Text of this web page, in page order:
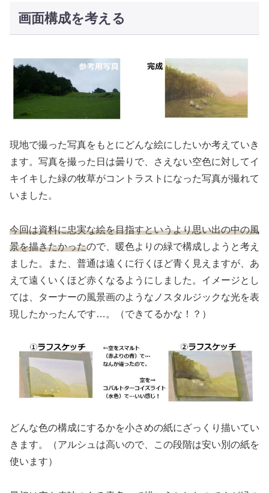
画面構成を考える
現地で撮った写真をもとにどんな絵にしたいか考えていき
ます。写真を撮った日は曇りで、さえない空色に対してイ
キイキした緑の牧草がコントラストになった写真が撮れて
いました。
今回は資料に忠実な絵を目指すというより思い出の中の風
景を描きたかったので、暖色よりの緑で構成しようと考え
ました。また、普通は遠くに行くほど青く見えますが、あ
えて遠くいくほど赤くなるようにしました。イメージとし
ては、ターナーの風景画のようなノスタルジックな光を表
現したかったんです…。（できてるかな！？）
どんな色の構成にするかを小さめの紙にざっくり描いてい
きます。（アルシュは高いので、この段階は安い別の紙を
使います）